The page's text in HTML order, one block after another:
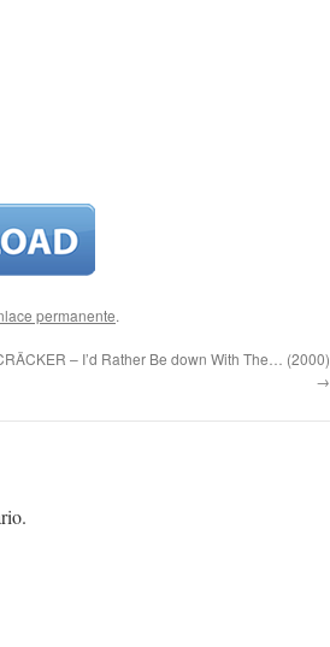
permanente.
– I’d Rather Be down With The… (2000)
→